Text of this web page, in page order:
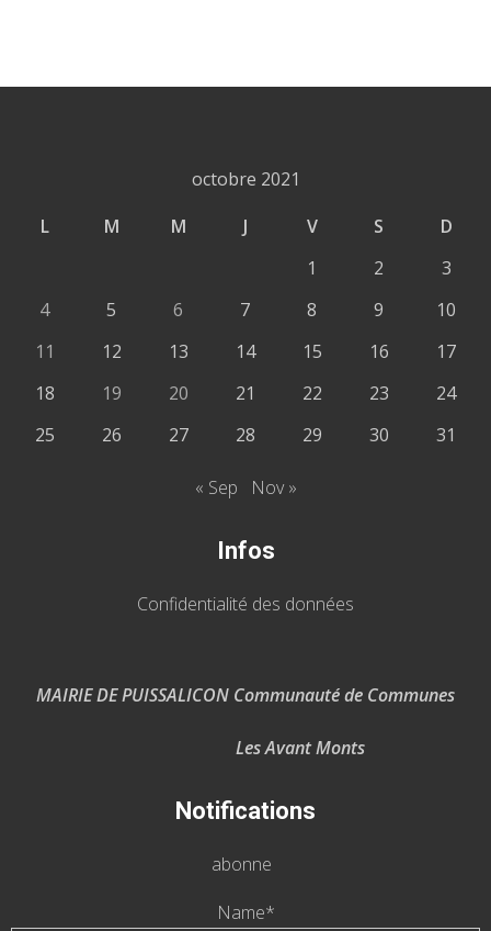
octobre 2021
L
M M J V S
D
1
2
3
4
5 6 7 8 9
10
11
12 13 14 15 16
17
18
19 20 21 22 23
24
25
26 27 28 29 30 31
« Sep Nov »
Infos
Confidentialité des données
MAIRIE DE PUISSALICON Communauté de Communes
Les Avant Monts
Notifications
abonne
Name*